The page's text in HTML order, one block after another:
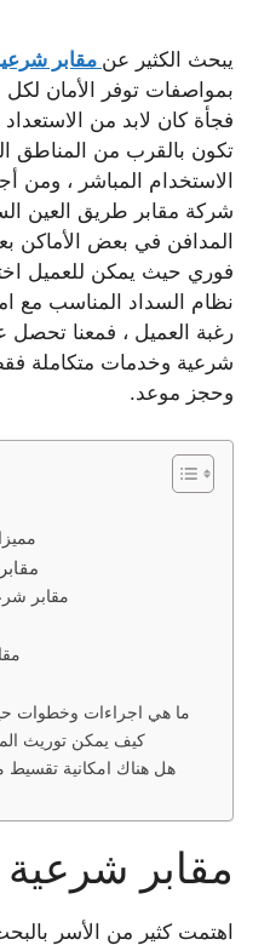
يبحث الكثير عن مقابر
بمواصفات توفر الأمان لكل
فجأة كان لابد من
تكون بالقرب من المناطق
الاستخدام المباشر ، ومن
شركة مقابر طريق العين
المدافن في بعض الأماكن
فوري حيث يمكن للعميل
نظام السداد المناسب مع
رغبة العميل ، فمعنا
شرعية وخدمات متكاملة
وحجز موعد.
مقابر
ما هي اجراءات وخطوات
كيف يمكن توريث
هل هناك امكانية تقسيط
مقابر شرعية
اهتمت كثير من الأسر